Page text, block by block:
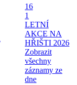
16
1
LETNÍ
AKCE NA
HŘIŠTI 2026
Zobrazit
všechny
záznamy ze
dne